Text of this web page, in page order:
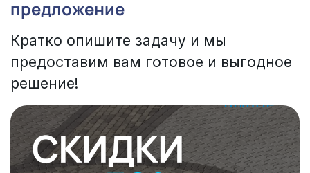
предложение
Кратко опишите задачу и мы
предоставим вам готовое и выгодное
решение!